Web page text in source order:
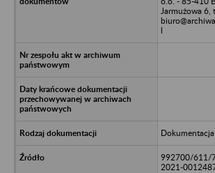
Jarmużowa
l
992700/611/
2021-